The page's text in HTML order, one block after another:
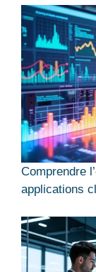
Comprendre
applications